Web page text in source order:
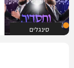
סינגלים